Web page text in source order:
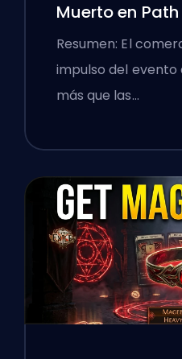
Muerto en Path
Resumen: El
impulso del evento
más que las…